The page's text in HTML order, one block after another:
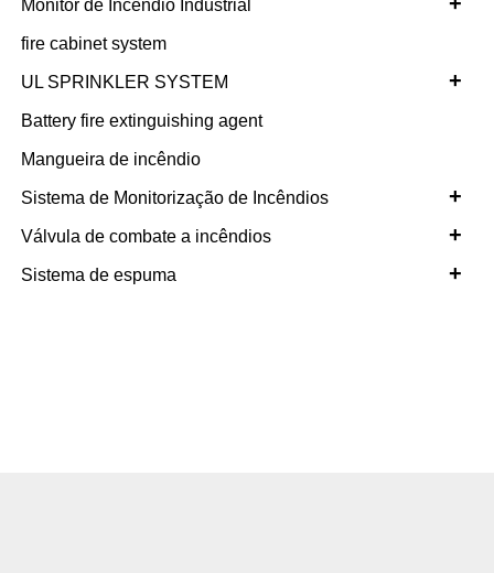
Monitor de Incêndio Industrial
fire cabinet system
+
UL SPRINKLER SYSTEM
Battery fire extinguishing agent
Mangueira de incêndio
+
Sistema de Monitorização de Incêndios
+
Válvula de combate a incêndios
+
Sistema de espuma